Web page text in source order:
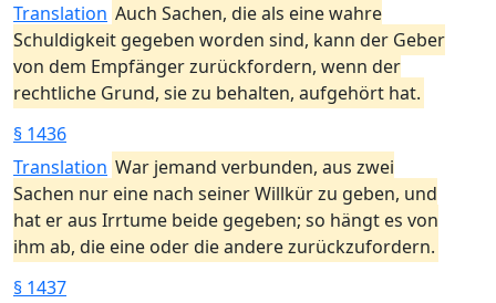
Translation Auch Sachen, die als eine wahre
Schuldigkeit gegeben worden sind, kann der Geber
von dem Empfänger zurückfordern, wenn der
rechtliche Grund, sie zu behalten, aufgehört hat.
§ 1436
Translation War jemand verbunden, aus zwei
Sachen nur eine nach seiner Willkür zu geben, und
hat er aus Irrtume beide gegeben; so hängt es von
ihm ab, die eine oder die andere zurückzufordern.
§ 1437